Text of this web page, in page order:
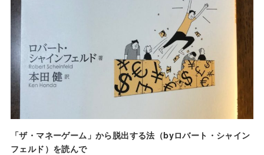
「ザ・マネーゲーム」から脱出する法（byロバート・シャイン
フェルド）を読んで